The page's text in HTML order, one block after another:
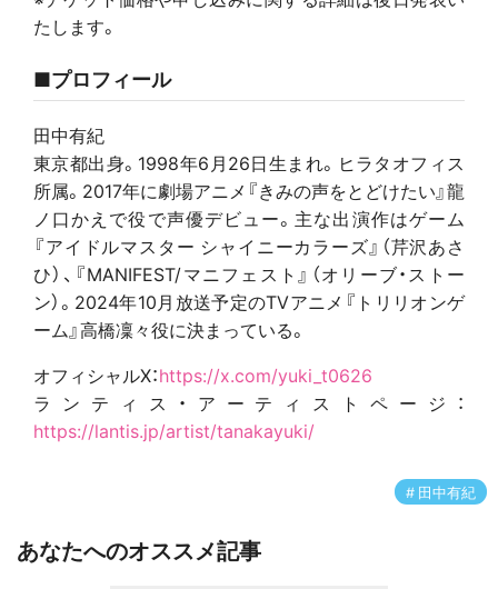
たします。
■プロフィール
田中有紀
東京都出身。1998年6月26日生まれ。ヒラタオフィス
所属。2017年に劇場アニメ『きみの声をとどけたい』龍
ノ口かえで役で声優デビュー。主な出演作はゲーム
『アイドルマスター シャイニーカラーズ』（芹沢あさ
ひ）、『MANIFEST/マニフェスト』（オリーブ・ストー
ン）。2024年10月放送予定のTVアニメ『トリリオンゲ
ーム』高橋凜々役に決まっている。
オフィシャルX：https://x.com/yuki_t0626
ランティス・アーティストページ：
https://lantis.jp/artist/tanakayuki/
田中有紀
あなたへのオススメ記事